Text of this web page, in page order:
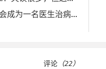
m0NESY：倘若没有CS，我会成为一名医生治病救人
评论 （22）